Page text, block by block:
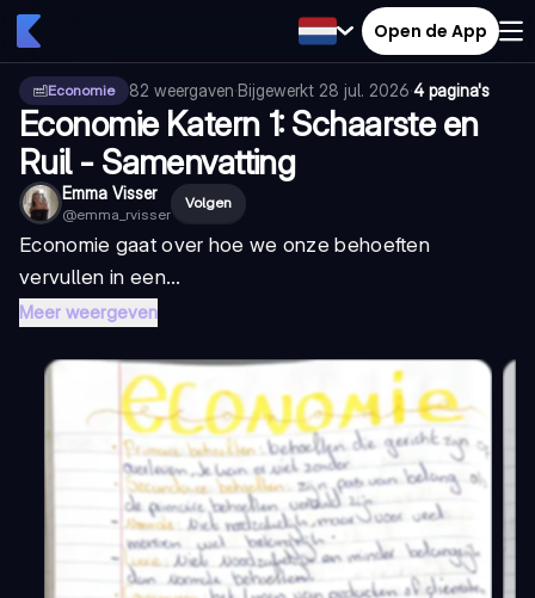
Open de App
Economie 82 weergaven·Bijgewerkt 28 jul. 2026·4 pagina's
Economie Katern 1: Schaarste en
Ruil - Samenvatting
Emma Visser
@emma_rvisser
Volgen
Economie gaat over hoe we onze behoeften
vervullen in een...
Meer weergeven